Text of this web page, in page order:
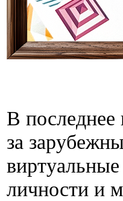
В последнее
за
личности и